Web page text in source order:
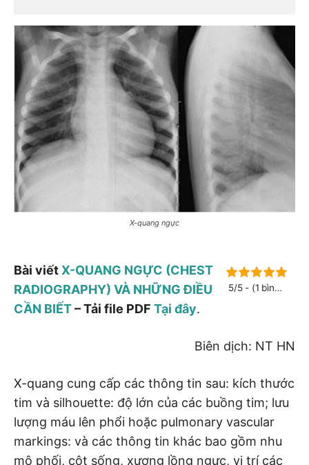
X-quang ngực
5/5 - (1 bình
Bài viết X-QUANG NGỰC (CHEST
RADIOGRAPHY) VÀ NHỮNG ĐIỀU
CẦN BIẾT– Tải file PDF Tại đây.
Biên dịch: NT HN
X-quang cung cấp các thông tin sau: kích thước
tim và silhouette: độ lớn của các buồng tim; lưu
lượng máu lên phổi hoặc pulmonary vascular
markings: và các thông tin khác bao gồm nhu
mô phối, cột sống, xương lồng ngực, vị trí các